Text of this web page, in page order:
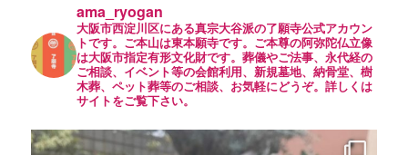
ama_ryogan
大阪市西淀川区にある真宗大谷派の了願寺公式アカウン
トです。ご本山は東本願寺です。ご本尊の阿弥陀仏立像
は大阪市指定有形文化財です。葬儀やご法事、永代経の
ご相談、イベント等の会館利用、新規墓地、納骨堂、樹
木葬、ペット葬等のご相談、お気軽にどうぞ。詳しくは
サイトをご覧下さい。